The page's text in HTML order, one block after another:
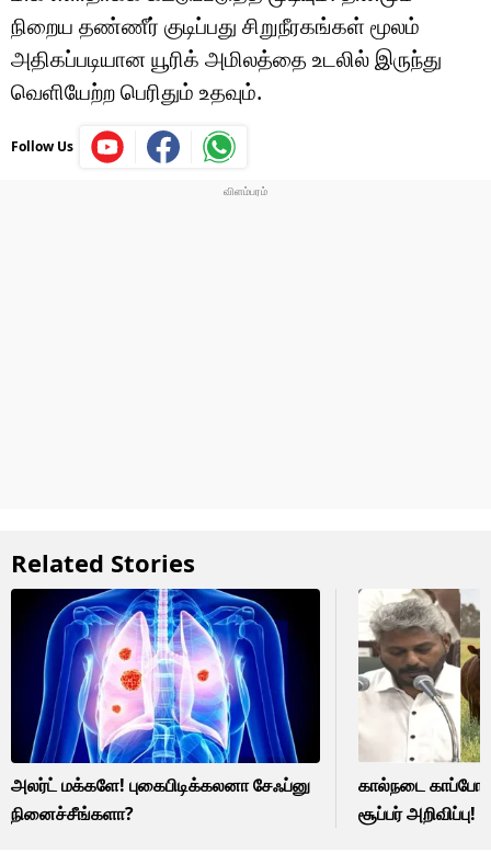
நிறைய தண்ணீர் குடிப்பது சிறுநீரகங்கள் மூலம்
அதிகப்படியான யூரிக் அமிலத்தை உடலில் இருந்து
வெளியேற்ற பெரிதும் உதவும்.
Follow Us
Related Stories
அலர்ட் மக்களே! புகைபிடிக்கலனா சேஃப்னு
நினைச்சீங்களா?
கால்நடை
சூப்பர் அறிவிப்பு!